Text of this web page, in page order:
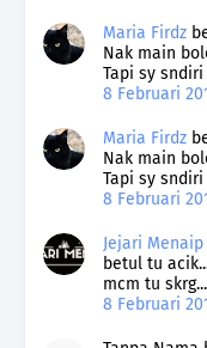
Maria Firdz
Nak main
Tapi sy
8 Februari
Maria Firdz
Nak main
Tapi sy
8 Februari
Jejari Menaip
betul tu
mcm tu skrg...
8 Februari